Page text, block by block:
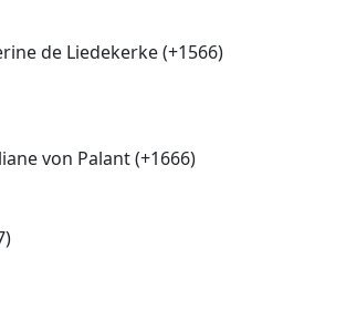
de Liedekerke (+1566)
von Palant (+1666)